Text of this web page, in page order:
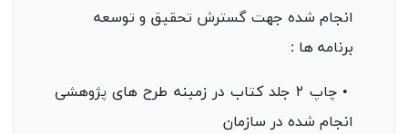
انجام شده جهت گسترش تحقیق و توسعه
برنامه ها :
•
چاپ ۲ جلد کتاب در زمینه طرح های پژوهشی
انجام شده در سازمان